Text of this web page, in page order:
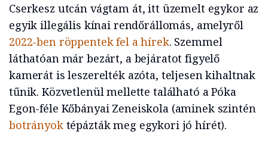
Cserkesz utcán vágtam át, itt üzemelt egykor az
egyik illegális kínai rendőrállomás, amelyről
2022-ben röppentek fel a hírek. Szemmel
láthatóan már bezárt, a bejáratot figyelő
kamerát is leszerelték azóta, teljesen kihaltnak
tűnik. Közvetlenül mellette található a Póka
Egon-féle Kőbányai Zeneiskola (aminek szintén
botrányok tépázták meg egykori jó hírét).